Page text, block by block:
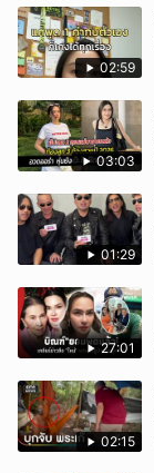
02:59
03:03
01:29
27:01
02:15